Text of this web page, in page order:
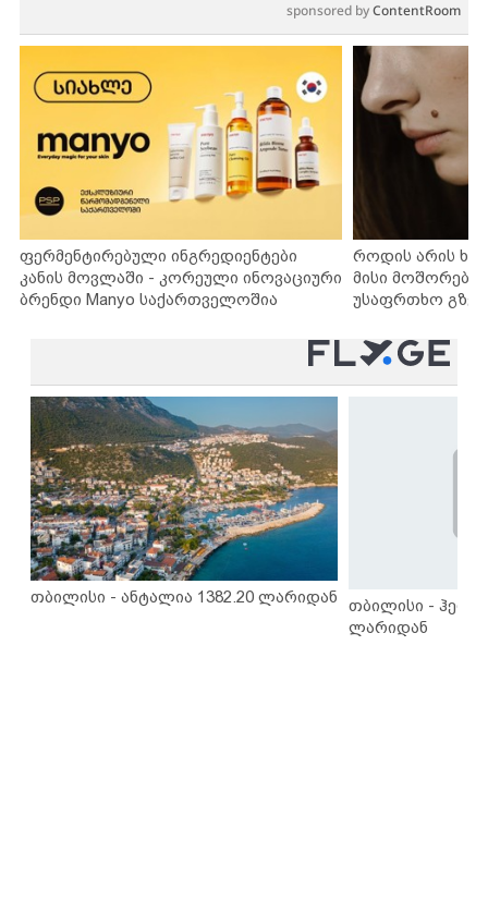
sponsored byContentRoom
ფერმენტირებული ინგრედიენტები
კანის მოვლაში - კორეული ინოვაციური
ბრენდი Manyo საქართველოშია
როდის არის
მისი
უსაფრთხო
თბილისი - ანტალია 1382.20 ლარიდან
თბილისი -
ლარიდან